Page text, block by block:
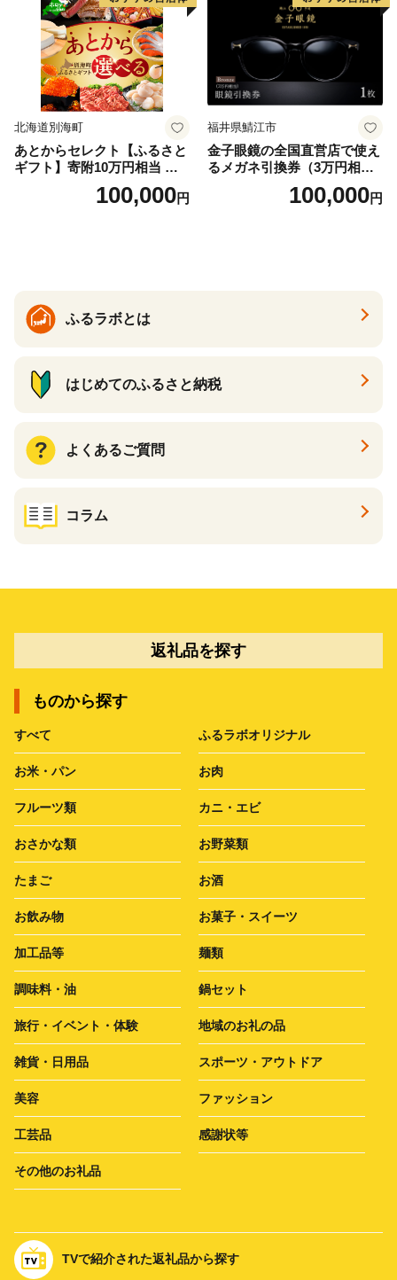
北海道別海町
あとからセレクト【ふるさと
ギフト】寄附10万円相当 あ
とから選べる！ ギフト いく
ら ほたて 海鮮 牛肉 別海町
ギフト ふるさと納税 ）
100,000円
福井県鯖江市
金子眼鏡の全国直営店で使え
るメガネ引換券（3万円相
100,000円
ふるラボとは
はじめてのふるさと納税
よくあるご質問
コラム
返礼品を探す
ものから探す
すべて ふるラボオリジナル
お米・パン お肉
フルーツ類 カニ・エビ
おさかな類 お野菜類
たまご お酒
お飲み物 お菓子・スイーツ
加工品等 麺類
調味料・油 鍋セット
旅行・イベント・体験 地域のお礼の品
雑貨・日用品 スポーツ・アウトドア
美容 ファッション
工芸品 感謝状等
その他のお礼品
TVで紹介された返礼品から探す